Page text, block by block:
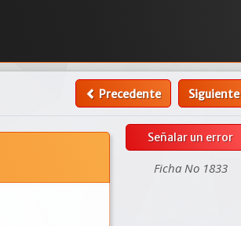
Precedente Siguiente
Señalar un error
Ficha No 1833